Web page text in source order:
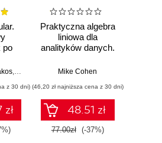
po
z , Pablo Deeleman
z 30 dni)
zł
Praktyczna algebra
liniowa dla
analityków danych.
koncepcji do
aplikacji w
Pythonie
Mike Cohen
(46,20 zł najniższa cena z 30 dni)
48.51 zł
77.00zł (-37%)